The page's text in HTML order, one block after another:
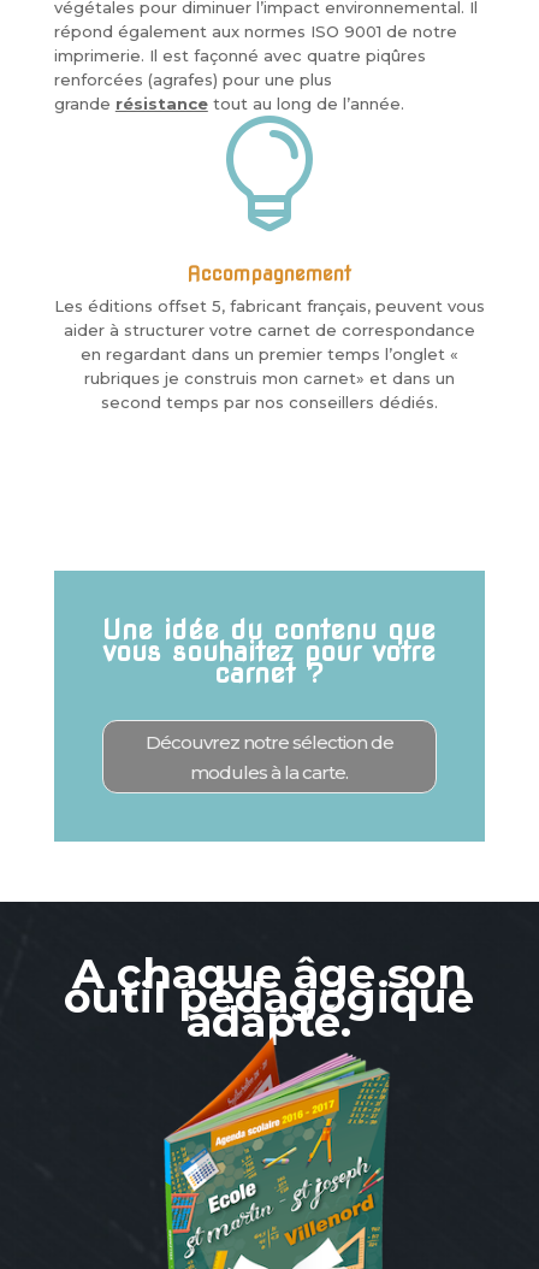
végétales pour diminuer l’impact environnemental. Il
répond également aux normes ISO 9001 de notre
imprimerie. Il est façonné avec quatre piqûres
renforcées (agrafes) pour une plus
grande résistancetout au long de l’année.

Accompagnement
Les éditions offset 5, fabricant français, peuvent vous
aider à structurer votre carnet de correspondance
en regardant dans un premier temps l’onglet «
rubriques je construis mon carnet» et dans un
second temps par nos conseillers dédiés.
Une idée du contenu que
vous souhaitez pour votre
carnet ?
Découvrez notre sélection de
modules à la carte.
A chaque âge son
outil pédagogique
adapté.